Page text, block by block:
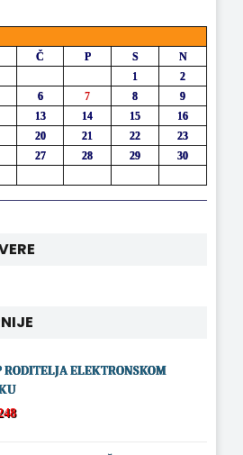
Č P S
N
1
2
6 7 8
9
13 14 15
16
20 21 22
23
27 28 29
30
RODITELJA ELEKTRONSKOM